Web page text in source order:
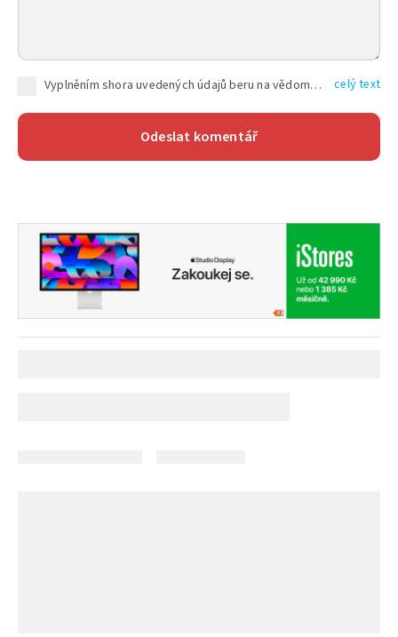
Vyplněním shora uvedených údajů beru na vědomí, že společnost TEXT FACTORY s.r.o., sídlem Brno, Durďákova 336/29, Černá Pole, PSČ: 613 00, IČ: 06157831, zapsané u Krajského soudu v Brně, oddíl C, vložka 100399, bude zpracovávat mé osobní údaje uvedené v rámci mnou vyplněného registračního formuláře na základě oprávněných zájmů TEXT FACTORY s.r.o. dle čl. 6 odst. 1 písm. f) GDPR a pro splnění právních povinností (čl. 6 odst. 1 písm. c) GDPR), a to pro tyto účely: nezbytnost zajistit oprávnění návštěvníka webových stránek provozovaných společností TEXT FACTORY s.r.o. přispívat aktivně ke zveřejněným článkům nebo v rámci diskusních fór a výkon práv TEXT FACTORY s.r.o. jako administrátora těchto diskusních fór. Více informací o zpracování osobních údajů a právech lze nalézt v celý text